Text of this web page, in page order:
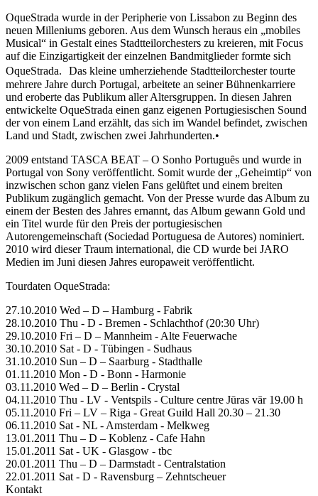
OqueStrada wurde in der Peripherie von Lissabon zu Beginn des
neuen Milleniums geboren. Aus dem Wunsch heraus ein „mobiles
Musical“ in Gestalt eines Stadtteilorchesters zu kreieren, mit Focus
auf die Einzigartigkeit der einzelnen Bandmitglieder formte sich
OqueStrada. Das kleine umherziehende Stadtteilorchester tourte
mehrere Jahre durch Portugal, arbeitete an seiner Bühnenkarriere
und eroberte das Publikum aller Altersgruppen. In diesen Jahren
entwickelte OqueStrada einen ganz eigenen Portugiesischen Sound
der von einem Land erzählt, das sich im Wandel befindet, zwischen
Land und Stadt, zwischen zwei Jahrhunderten.•
2009 entstand TASCA BEAT – O Sonho Portuguȇs und wurde in
Portugal von Sony veröffentlicht. Somit wurde der „Geheimtip“ von
inzwischen schon ganz vielen Fans gelüftet und einem breiten
Publikum zugänglich gemacht. Von der Presse wurde das Album zu
einem der Besten des Jahres ernannt, das Album gewann Gold und
ein Titel wurde für den Preis der portugiesischen
Autorengemeinschaft (Sociedad Portuguesa de Autores) nominiert.
2010 wird dieser Traum international, die CD wurde bei JARO
Medien im Juni diesen Jahres europaweit veröffentlicht.
Tourdaten OqueStrada:
27.10.2010 Wed – D – Hamburg - Fabrik
28.10.2010 Thu - D - Bremen - Schlachthof (20:30 Uhr)
29.10.2010 Fri – D – Mannheim - Alte Feuerwache
30.10.2010 Sat - D - Tübingen - Sudhaus
31.10.2010 Sun – D – Saarburg - Stadthalle
01.11.2010 Mon - D - Bonn - Harmonie
03.11.2010 Wed – D – Berlin - Crystal
04.11.2010 Thu - LV - Ventspils - Culture centre Jūras vār 19.00 h
05.11.2010 Fri – LV – Riga - Great Guild Hall 20.30 – 21.30
06.11.2010 Sat - NL - Amsterdam - Melkweg
13.01.2011 Thu – D – Koblenz - Cafe Hahn
15.01.2011 Sat - UK - Glasgow - tbc
20.01.2011 Thu – D – Darmstadt - Centralstation
22.01.2011 Sat - D - Ravensburg – Zehntscheuer
Kontakt